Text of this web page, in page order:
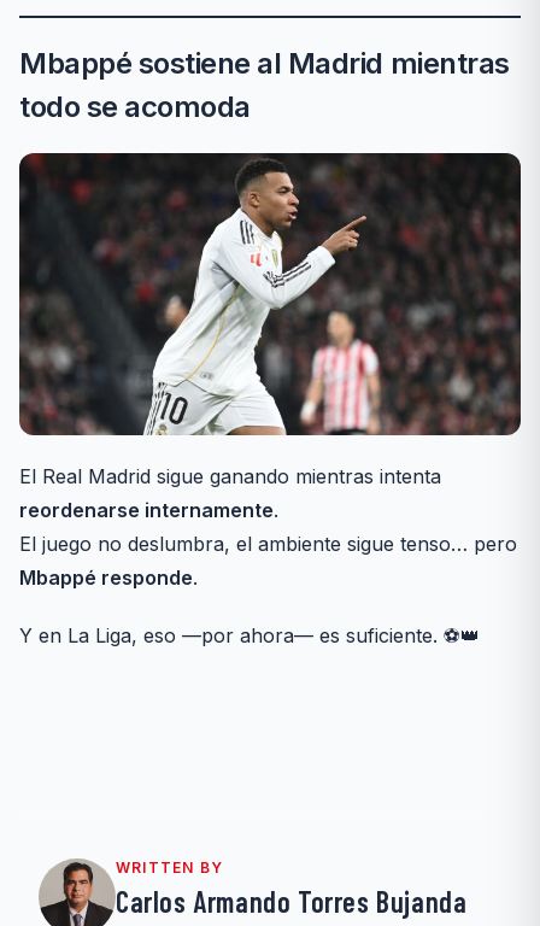
Mbappé sostiene al Madrid mientras
todo se acomoda
El Real Madrid sigue ganando mientras intenta
reordenarse internamente.
El juego no deslumbra, el ambiente sigue tenso… pero
Mbappé responde.
Y en La Liga, eso —por ahora— es suficiente. ⚽👑
WRITTEN BY
Carlos Armando Torres Bujanda